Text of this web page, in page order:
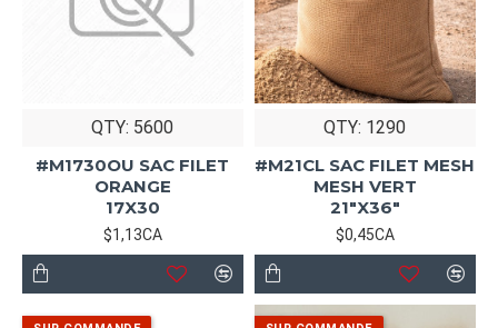
QTY: 5600
#M1730OU SAC FILET
ORANGE
17X30
$1,13CA
QTY: 1290
#M21CL SAC FILET MESH
MESH VERT
21"X36"
$0,45CA